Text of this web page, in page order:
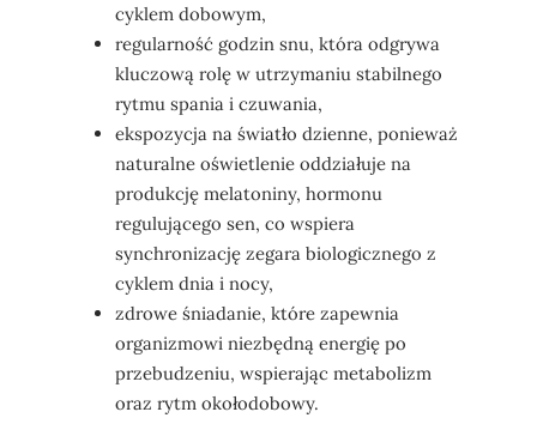
cyklem dobowym,
regularność godzin snu, która odgrywa
kluczową rolę w utrzymaniu stabilnego
rytmu spania i czuwania,
ekspozycja na światło dzienne, ponieważ
naturalne oświetlenie oddziałuje na
produkcję melatoniny, hormonu
regulującego sen, co wspiera
synchronizację zegara biologicznego z
cyklem dnia i nocy,
zdrowe śniadanie, które zapewnia
organizmowi niezbędną energię po
przebudzeniu, wspierając metabolizm
oraz rytm okołodobowy.